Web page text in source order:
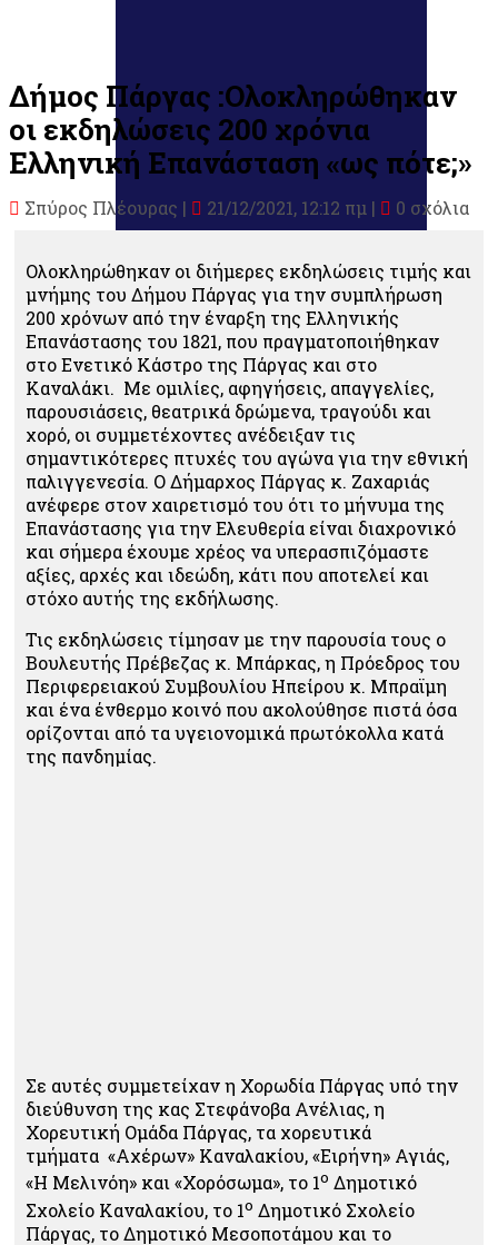
Δήμος Πάργας :Ολοκληρώθηκαν
οι εκδηλώσεις 200 χρόνια
Ελληνική Επανάσταση «ως πότε;»
Σπύρος Πλέουρας | 21/12/2021, 12:12 πμ | 0 σχόλια
Ολοκληρώθηκαν οι διήμερες εκδηλώσεις τιμής και
μνήμης του Δήμου Πάργας για την συμπλήρωση
200 χρόνων από την έναρξη της Ελληνικής
Επανάστασης του 1821, που πραγματοποιήθηκαν
στο Ενετικό Κάστρο της Πάργας και στο
Καναλάκι. Με ομιλίες, αφηγήσεις, απαγγελίες,
παρουσιάσεις, θεατρικά δρώμενα, τραγούδι και
χορό, οι συμμετέχοντες ανέδειξαν τις
σημαντικότερες πτυχές του αγώνα για την εθνική
παλιγγενεσία. Ο Δήμαρχος Πάργας κ. Ζαχαριάς
ανέφερε στον χαιρετισμό του ότι το μήνυμα της
Επανάστασης για την Ελευθερία είναι διαχρονικό
και σήμερα έχουμε χρέος να υπερασπιζόμαστε
αξίες, αρχές και ιδεώδη, κάτι που αποτελεί και
στόχο αυτής της εκδήλωσης.
Τις εκδηλώσεις τίμησαν με την παρουσία τους ο
Βουλευτής Πρέβεζας κ. Μπάρκας, η Πρόεδρος του
Περιφερειακού Συμβουλίου Ηπείρου κ. Μπραϊμη
και ένα ένθερμο κοινό που ακολούθησε πιστά όσα
ορίζονται από τα υγειονομικά πρωτόκολλα κατά
της πανδημίας.
Σε αυτές συμμετείχαν η Χορωδία Πάργας υπό την
διεύθυνση της κας Στεφάνοβα Ανέλιας, η
Χορευτική Ομάδα Πάργας, τα χορευτικά
τμήματα «Αχέρων» Καναλακίου, «Ειρήνη» Αγιάς,
«Η Μελινόη» και «Χορόσωμα», το 1ο Δημοτικό
Σχολείο Καναλακίου, το 1ο Δημοτικό Σχολείο
Πάργας, το Δημοτικό Μεσοποτάμου και το